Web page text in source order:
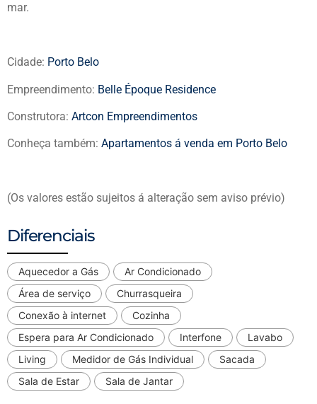
mar.
Cidade: Porto Belo
Empreendimento: Belle Époque Residence
Construtora: Artcon Empreendimentos
Conheça também: Apartamentos á venda em Porto Belo
(Os valores estão sujeitos á alteração sem aviso prévio)
Diferenciais
Aquecedor a Gás
Ar Condicionado
Área de serviço
Churrasqueira
Conexão à internet
Cozinha
Espera para Ar Condicionado
Interfone
Lavabo
Living
Medidor de Gás Individual
Sacada
Sala de Estar
Sala de Jantar